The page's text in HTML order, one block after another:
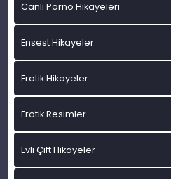
Canlı Porno Hikayeleri
Ensest Hikayeler
Erotik Hikayeler
Erotik Resimler
Evli Çift Hikayeler